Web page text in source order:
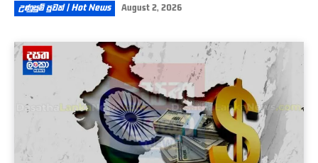
උණුසුම් පුවත් | Hot News August 2, 2026